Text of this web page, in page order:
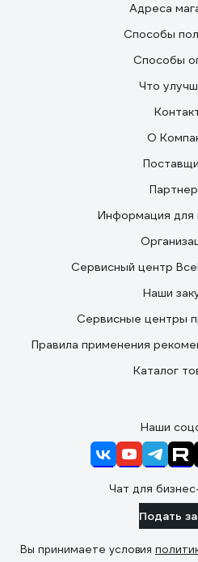
Адреса
Способы
Способы
Что
О
Информация для
Сервисный центр
Наши
Сервисные центры
Правила применения
Каталог
Наши
Чат для
Подать
Вы принимаете условия